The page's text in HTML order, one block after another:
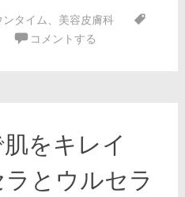
ンタイム、 美容皮膚科
コメントする
をキレイ
とウルセラ